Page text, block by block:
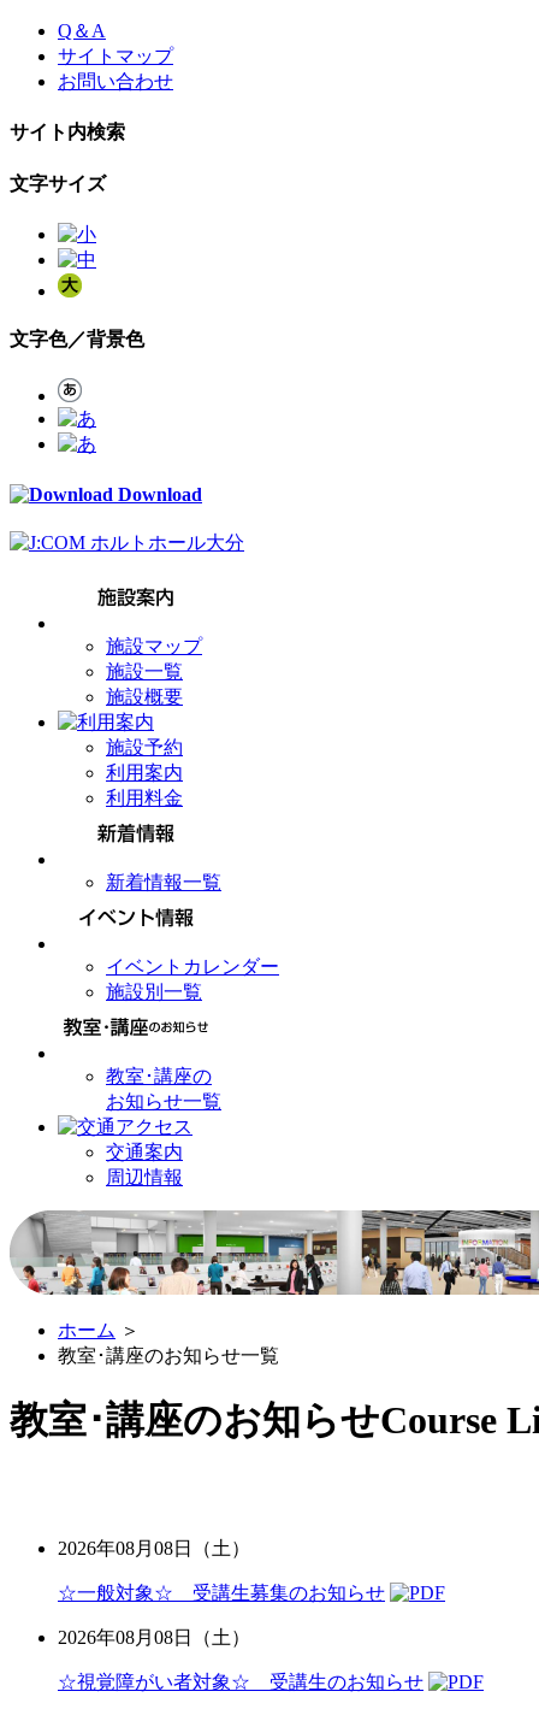
Skip
content
Q＆A
サイトマップ
お問い合わせ
サイト内検索
文字サイズ
文字色／背景色
Download
施設マップ
施設一覧
施設概要
施設予約
利用案内
利用料金
新着情報一覧
イベントカレンダー
施設別一覧
教室･講座の
お知らせ一覧
交通案内
周辺情報
ホーム ＞
教室･講座のお知らせ一覧
教室･講座のお知らせCourse
2026年08月08日（土）
☆一般対象☆ 受講生募集のお知らせ
2026年08月08日（土）
☆視覚障がい者対象☆ 受講生のお知らせ